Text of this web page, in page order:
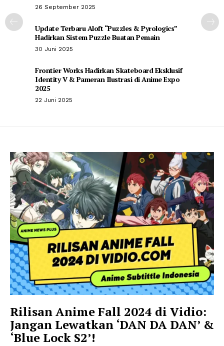
26 September 2025
Update Terbaru Aloft “Puzzles & Pyrologics”
Hadirkan Sistem Puzzle Buatan Pemain
30 Juni 2025
Frontier Works Hadirkan Skateboard Eksklusif
Identity V & Pameran Ilustrasi di Anime Expo
2025
22 Juni 2025
Rilisan Anime Fall 2024 di Vidio:
Jangan Lewatkan ‘DAN DA DAN’ &
‘Blue Lock S2’!